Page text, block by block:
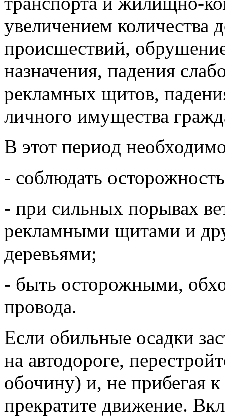
увеличением количества
происшествий,
назначения, падения
рекламных щитов,
личного имущества
В этот период
- соблюдать
- при сильных порывах
рекламными щитами и
деревьями;
- быть осторожными,
провода.
Если обильные осадки
на автодороге,
обочину) и, не прибегая
прекратите движение.